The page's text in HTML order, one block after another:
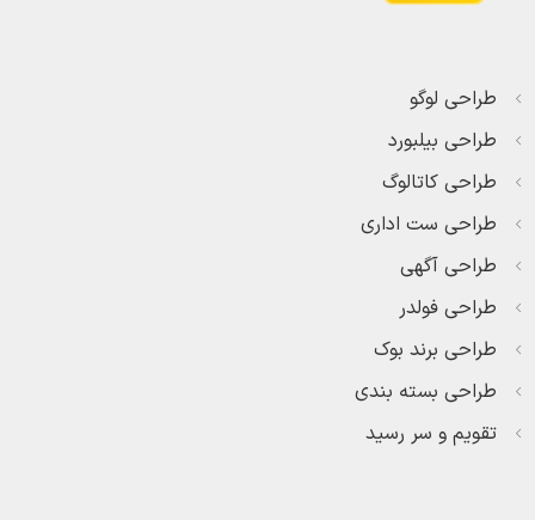
طراحی لوگو
طراحی بیلبورد
طراحی کاتالوگ
طراحی ست اداری
طراحی آگهی
طراحی فولدر
طراحی برند بوک
طراحی بسته بندی
تقویم و سر رسید